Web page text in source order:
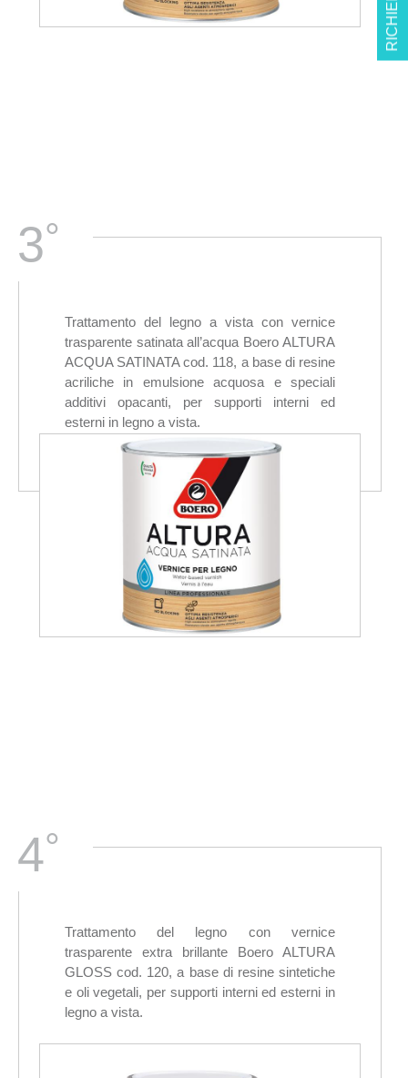
3°
Trattamento del legno a vista con vernice
trasparente satinata all’acqua Boero ALTURA
ACQUA SATINATA cod. 118, a base di resine
acriliche in emulsione acquosa e speciali
additivi opacanti, per supporti interni ed
esterni in legno a vista.
4°
Trattamento del legno con vernice
trasparente extra brillante Boero ALTURA
GLOSS cod. 120, a base di resine sintetiche
e oli vegetali, per supporti interni ed esterni in
legno a vista.